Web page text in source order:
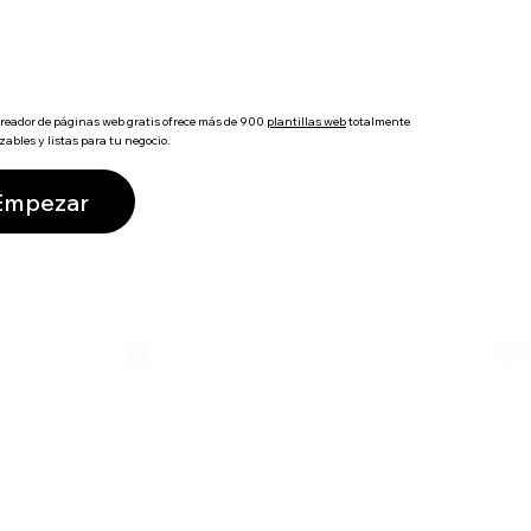
de páginas web gratis ofrece más de 900 plantillas webtotalmente
y listas para tu negocio.